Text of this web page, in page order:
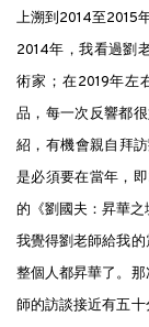
上溯到2014至2015
2014年，我看過劉
術家；在2019年左
品，每一次反響都
紹，有機會親自拜
是必須要在當年，
的《劉國夫：昇華之
我覺得劉老師給我
整個人都昇華了。
師的訪談接近有五